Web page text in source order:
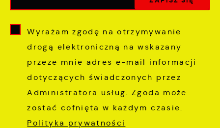
Wyrażam zgodę na otrzymywanie
drogą elektroniczną na wskazany
przeze mnie adres e-mail informacji
dotyczących świadczonych przez
Administratora usług. Zgoda może
zostać cofnięta w każdym czasie.
Polityka prywatności